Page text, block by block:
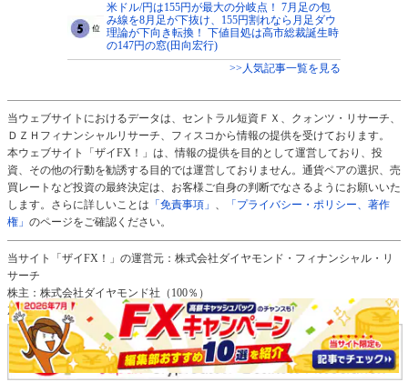
米ドル/円は155円が最大の分岐点！ 7月足の包
み線を8月足が下抜け、155円割れなら月足ダウ
理論が下向き転換！ 下値目処は高市総裁誕生時
の147円の窓(田向宏行)
>>人気記事一覧を見る
当ウェブサイトにおけるデータは、セントラル短資ＦＸ、クォンツ・リサーチ、
ＤＺＨフィナンシャルリサーチ、フィスコから情報の提供を受けております。
本ウェブサイト「ザイFX！」は、情報の提供を目的として運営しており、投
資、その他の行動を勧誘する目的では運営しておりません。通貨ペアの選択、売
買レートなど投資の最終決定は、お客様ご自身の判断でなさるようにお願いいた
します。さらに詳しいことは 「免責事項」 、
「プライバシー・ポリシー、著作
権」 のページをご確認ください。
当サイト「ザイFX！」の運営元：株式会社ダイヤモンド・フィナンシャル・リ
サーチ
株主：株式会社ダイヤモンド社（100％）
加入協会：一般社団法人日本暗号資産ビジネス協会（ＪＣＢＡ）